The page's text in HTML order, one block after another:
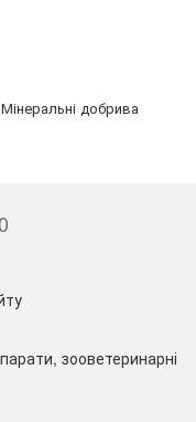
Мінеральні добрива
зооветеринарні